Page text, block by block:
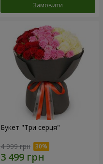
Замовити
Букет "Три серця"
4 999 грн